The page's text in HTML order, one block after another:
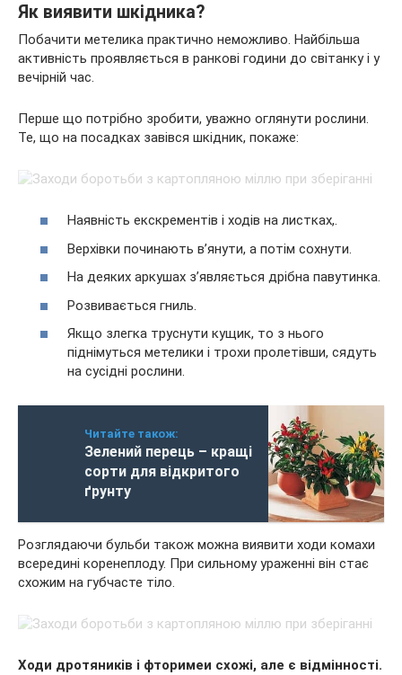
Як виявити шкідника?
Побачити метелика практично неможливо. Найбільша
активність проявляється в ранкові години до світанку і у
вечірній час.
Перше що потрібно зробити, уважно оглянути рослини.
Те, що на посадках завівся шкідник, покаже:
Наявність екскрементів і ходів на листках,.
Верхівки починають в’янути, а потім сохнути.
На деяких аркушах з’являється дрібна павутинка.
Розвивається гниль.
Якщо злегка труснути кущик, то з нього
піднімуться метелики і трохи пролетівши, сядуть
на сусідні рослини.
Читайте також:
Зелений перець – кращі
сорти для відкритого
ґрунту
Розглядаючи бульби також можна виявити ходи комахи
всередині коренеплоду. При сильному ураженні він стає
схожим на губчасте тіло.
Ходи дротяників і фторимеи схожі, але є відмінності.